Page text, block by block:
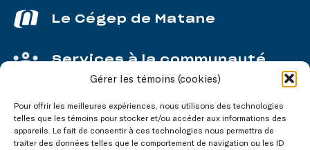
Gérer les témoins (cookies)
Pour offrir les meilleures expériences, nous utilisons des technologies
telles que les témoins pour stocker et/ou accéder aux informations des
appareils. Le fait de consentir à ces technologies nous permettra de
traiter des données telles que le comportement de navigation ou les ID
Le Cégep de Matane
Services à la communauté
Service aux entreprises